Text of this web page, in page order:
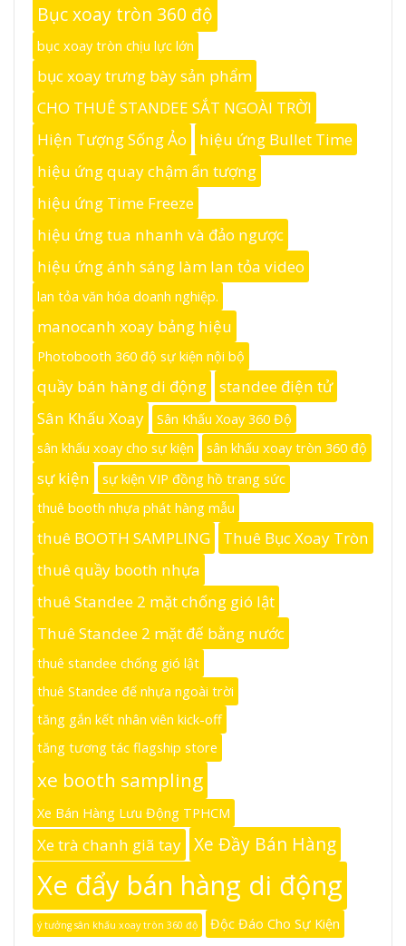
Bục xoay tròn 360 độ
bục xoay tròn chịu lực lớn
bục xoay trưng bày sản phẩm
CHO THUÊ STANDEE SẮT NGOÀI TRỜI
Hiện Tượng Sống Ảo
hiệu ứng Bullet Time
hiệu ứng quay chậm ấn tượng
hiệu ứng Time Freeze
hiệu ứng tua nhanh và đảo ngược
hiệu ứng ánh sáng làm lan tỏa video
lan tỏa văn hóa doanh nghiệp.
manocanh xoay bảng hiệu
Photobooth 360 độ sự kiện nội bộ
quầy bán hàng di động
standee điện tử
Sân Khấu Xoay
Sân Khấu Xoay 360 Độ
sân khấu xoay cho sự kiện
sân khấu xoay tròn 360 độ
sự kiện
sự kiện VIP đồng hồ trang sức
thuê booth nhựa phát hàng mẫu
thuê BOOTH SAMPLING
Thuê Bục Xoay Tròn
thuê quầy booth nhựa
thuê Standee 2 mặt chống gió lật
Thuê Standee 2 mặt đế bằng nước
thuê standee chống gió lật
thuê Standee đế nhựa ngoài trời
tăng gắn kết nhân viên kick-off
tăng tương tác flagship store
xe booth sampling
Xe Bán Hàng Lưu Động TPHCM
Xe trà chanh giã tay Xe Đầy Bán Hàng
Xe đẩy bán hàng di động
ý tưởng sân khấu xoay tròn 360 độ Độc Đáo Cho Sự Kiện